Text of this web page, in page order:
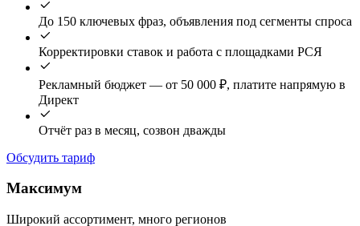
До 150 ключевых фраз, объявления под сегменты спроса
Корректировки ставок и работа с площадками РСЯ
Рекламный бюджет — от 50 000 ₽, платите напрямую в
Директ
Отчёт раз в месяц, созвон дважды
Обсудить тариф
Максимум
Широкий ассортимент, много регионов